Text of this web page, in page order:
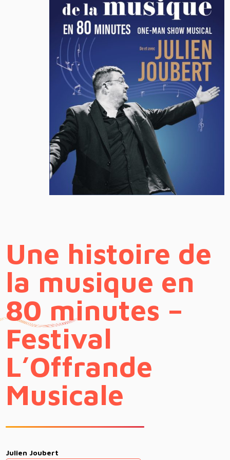
Une histoire de
la musique en
80 minutes –
Festival
L’Offrande
Musicale
Julien Joubert